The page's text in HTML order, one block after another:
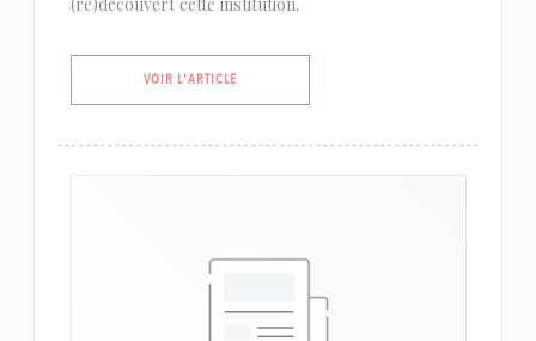
VOIR L'ARTICLE((OUVRE UNE NOUVELLE FENÊTRE))